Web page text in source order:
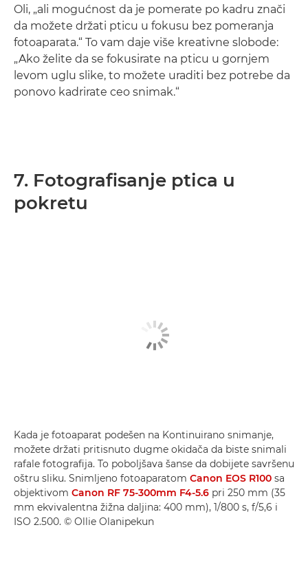
Oli, „ali mogućnost da je pomerate po kadru znači
da možete držati pticu u fokusu bez pomeranja
fotoaparata.“ To vam daje više kreativne slobode:
„Ako želite da se fokusirate na pticu u gornjem
levom uglu slike, to možete uraditi bez potrebe da
ponovo kadrirate ceo snimak.“
7. Fotografisanje ptica u
pokretu
Kada je fotoaparat podešen na Kontinuirano snimanje,
možete držati pritisnuto dugme okidača da biste snimali
rafale fotografija. To poboljšava šanse da dobijete savršenu
oštru sliku. Snimljeno fotoaparatom Canon EOS R100 sa
objektivom Canon RF 75-300mm F4-5.6 pri 250 mm (35
mm ekvivalentna žižna daljina: 400 mm), 1/800 s, f/5,6 i
ISO 2.500. © Ollie Olanipekun